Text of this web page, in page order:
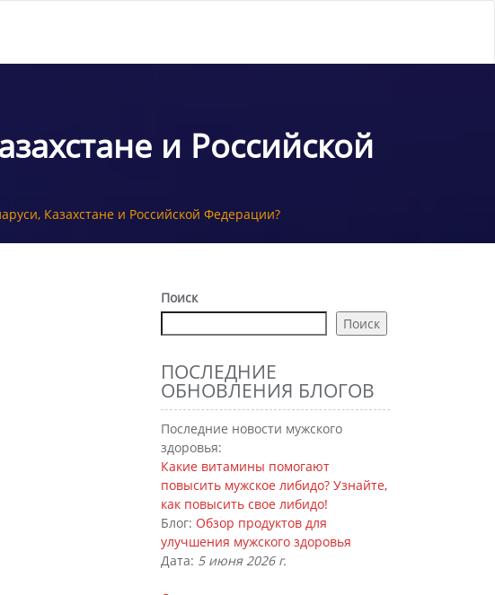
и Российской
Казахстане и Российской Федерации?
Поиск
Поиск
ПОСЛЕДНИЕ
ОБНОВЛЕНИЯ БЛОГОВ
Последние новости мужского
здоровья:
Какие витамины помогают
повысить мужское либидо? Узнайте,
как повысить свое либидо!
Блог: Обзор продуктов для
улучшения мужского здоровья
Дата: 5 июня 2026 г.